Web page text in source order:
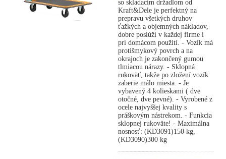
so skladacím držadlom od
Kraft&Dele je perfektný na
prepravu všetkých druhov
ťažkých a objemných nákladov,
dobre poslúži v každej firme i
pri domácom použití. - Vozík má
protišmykový povrch a na
okrajoch je zakončený gumou
tlmiacou nárazy. - Sklopná
rukoväť, takže po zložení vozík
zaberie málo miesta. - Je
vybavený 4 kolieskami ( dve
otočné, dve pevné). - Vyrobené z
ocele najvyššej kvality s
práškovým nástrekom. - Funkcia
sklopnej rukoväte! - Maximálna
nosnosť: (KD3091)150 kg,
(KD3090)300 kg